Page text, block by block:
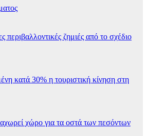
ζημιές από το σχέδιο
κατά 30% η τουριστική κίνηση στη
χώρο για τα οστά των πεσόντων